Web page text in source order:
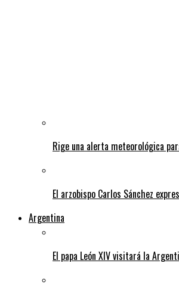
Rige una alerta meteorológica
El arzobispo Carlos Sánchez
Argentina
El papa León XIV visitará la